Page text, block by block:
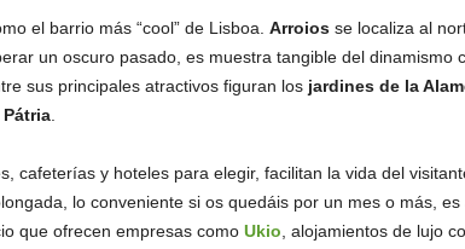
el barrio más “cool” de Lisboa. Arroios se localiza al
un oscuro pasado, es muestra tangible del dinamismo
sus principales atractivos figuran los jardines de la
.
cafeterías y hoteles para elegir, facilitan la vida del
lo conveniente si os quedáis por un mes o más,
que ofrecen empresas como Ukio, alojamientos de lujo